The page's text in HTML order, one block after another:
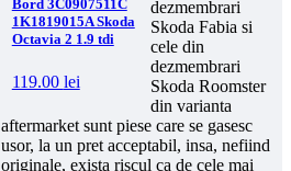
Bord 3C0907511C
1K1819015A Skoda
Octavia 2 1.9 tdi
119.00 lei
dezmembrari
Skoda Fabia si
cele din
dezmembrari
Skoda Roomster
din varianta
aftermarket sunt piese care se gasesc
usor, la un pret acceptabil, insa, nefiind
originale, exista riscul ca de cele mai